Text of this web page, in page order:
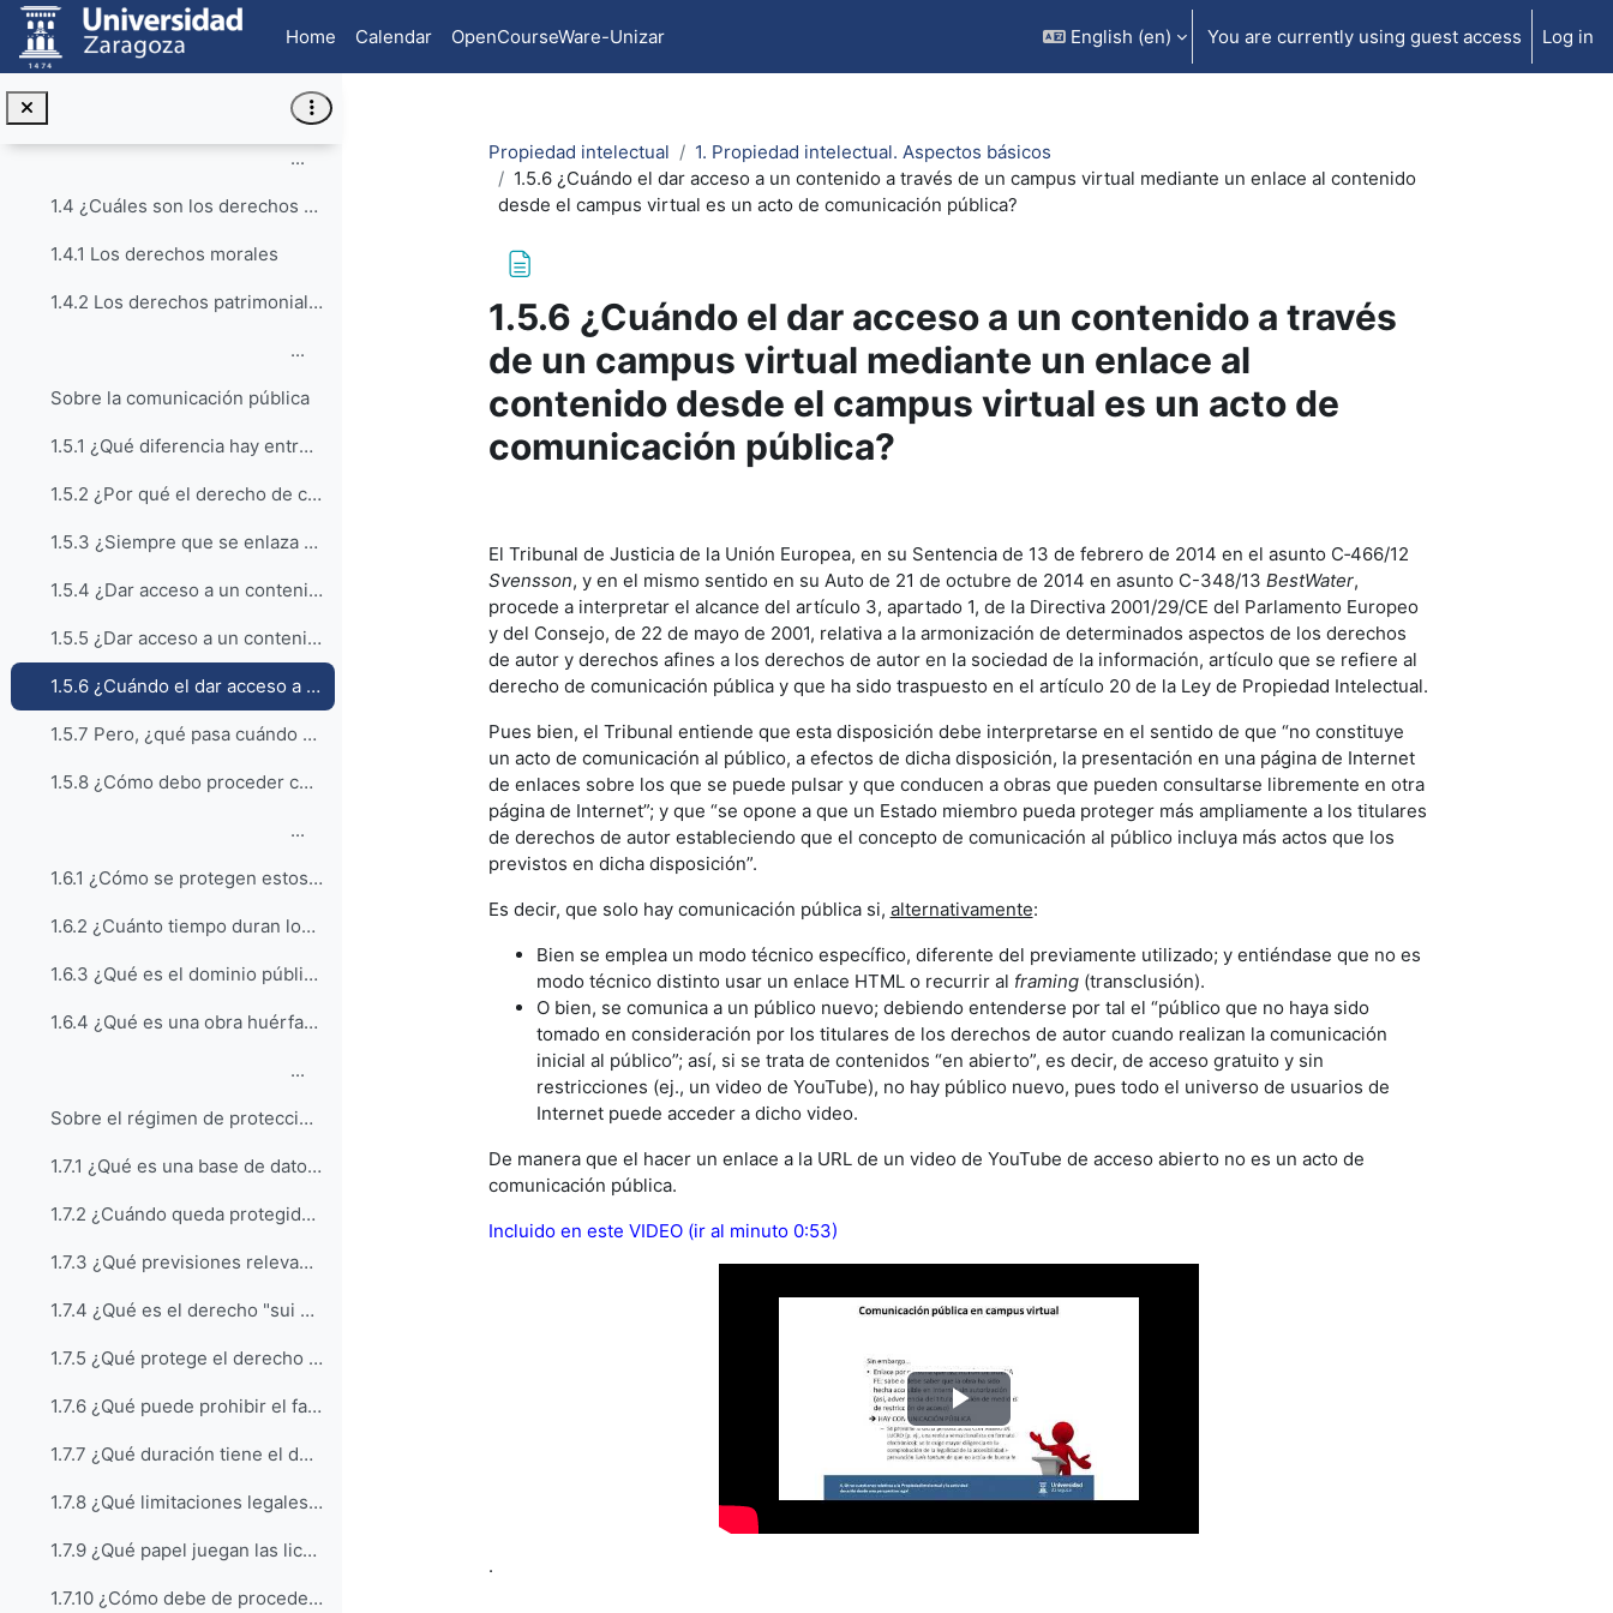
Skip to main content
Home
Calendar OpenCourseWare-Unizar English ‎(en)‎ You are currently using guest access Log in
1.3 ¿Qué obras protege la Ley?
...
1.4 ¿Cuáles son los derechos que tiene un autor al crear una obra?
1.4.1 Los derechos morales
1.4.2 Los derechos patrimoniales
...
Sobre la comunicación pública
1.5.1 ¿Qué diferencia hay entre los derechos morales y los derechos de explotación?
1.5.2 ¿Por qué el derecho de comunicación pública es importante para los campus virtuales?
1.5.3 ¿Siempre que se enlaza a contenidos accesibles en Internet se hace comunicación pública?
1.5.4 ¿Dar acceso a un contenido a través de un campus virtual es un acto de comunicación pública?
1.5.5 ¿Dar acceso a un contenido a través de un campus virtual cuando se enlaza al contenido desde el campus virtual es un acto de comunicación pública?
1.5.6 ¿Cuándo el dar acceso a un contenido a través de un campus virtual mediante un enlace al contenido desde el campus virtual es un acto de comunicación pública?
1.5.7 Pero, ¿qué pasa cuándo se da acceso a un contenido accesible en Internet que está en abierto, pero sin consentimiento del titular de los derechos sobre el mismo?
1.5.8 ¿Cómo debo proceder cuando se quiere dar acceso a un contenido que está en Internet desde el campus virtual?
...
1.6.1 ¿Cómo se protegen estos derechos de explotación?
1.6.2 ¿Cuánto tiempo duran los derechos de explotación?
1.6.3 ¿Qué es el dominio público?
1.6.4 ¿Qué es una obra huérfana?
...
Sobre el régimen de protección de las bases de da...
1.7.1 ¿Qué es una base de datos entendida como obra protegida por derechos de autor?
1.7.2 ¿Cuándo queda protegida una base de datos por la Ley de propiedad intelectual?
1.7.3 ¿Qué previsiones relevantes contiene la Ley de propiedad intelectual respecto del uso académico de las bases de datos?
1.7.4 ¿Qué es el derecho "sui generis" sobre las bases de datos?
1.7.5 ¿Qué protege el derecho "sui generis" sobre las bases de datos?
1.7.6 ¿Qué puede prohibir el fabricante de una base de datos con base en el derecho “sui generis”?
1.7.7 ¿Qué duración tiene el derecho "sui generis" sobre las bases de datos?
1.7.8 ¿Qué limitaciones legales se establecen a la explotación del derecho “sui generis” sobre las bases de datos?
1.7.9 ¿Qué papel juegan las licencias de uso de las bases de datos?
1.7.10 ¿Cómo debe de proceder si se quiere utilizar un contenido de una base de datos a través del campus virtual de la institución educativa para actividades docentes?
Propiedad intelectual
1. Propiedad intelectual. Aspectos básicos
1.5.6 ¿Cuándo el dar acceso a un contenido a través de un campus virtual mediante un enlace al contenido
desde el campus virtual es un acto de comunicación pública?
1.5.6 ¿Cuándo el dar acceso a un contenido a través
de un campus virtual mediante un enlace al
contenido desde el campus virtual es un acto de
comunicación pública?
El Tribunal de Justicia de la Unión Europea, en su Sentencia de 13 de febrero de 2014 en el asunto C‑466/12
Svensson, y en el mismo sentido en su Auto de 21 de octubre de 2014 en asunto C-348/13 BestWater,
procede a interpretar el alcance del artículo 3, apartado 1, de la Directiva 2001/29/CE del Parlamento Europeo
y del Consejo, de 22 de mayo de 2001, relativa a la armonización de determinados aspectos de los derechos
de autor y derechos afines a los derechos de autor en la sociedad de la información, artículo que se refiere al
derecho de comunicación pública y que ha sido traspuesto en el artículo 20 de la Ley de Propiedad Intelectual.
Pues bien, el Tribunal entiende que esta disposición debe interpretarse en el sentido de que “no constituye
un acto de comunicación al público, a efectos de dicha disposición, la presentación en una página de Internet
de enlaces sobre los que se puede pulsar y que conducen a obras que pueden consultarse libremente en otra
página de Internet”; y que “se opone a que un Estado miembro pueda proteger más ampliamente a los titulares
de derechos de autor estableciendo que el concepto de comunicación al público incluya más actos que los
previstos en dicha disposición”.
Es decir, que solo hay comunicación pública si, alternativamente:
Bien se emplea un modo técnico específico, diferente del previamente utilizado; y entiéndase que no es
modo técnico distinto usar un enlace HTML o recurrir al framing (transclusión).
O bien, se comunica a un público nuevo; debiendo entenderse por tal el “público que no haya sido
tomado en consideración por los titulares de los derechos de autor cuando realizan la comunicación
inicial al público”; así, si se trata de contenidos “en abierto”, es decir, de acceso gratuito y sin
restricciones (ej., un video de YouTube), no hay público nuevo, pues todo el universo de usuarios de
Internet puede acceder a dicho video.
De manera que el hacer un enlace a la URL de un video de YouTube de acceso abierto no es un acto de
comunicación pública.
Incluido en este VIDEO (ir al minuto 0:53)
Play
Video
.